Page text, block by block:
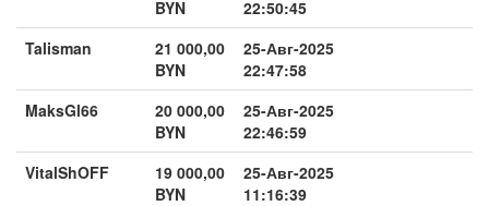
BYN
22:50:45
Talisman
21 000,00
BYN
25-Авг-2025
22:47:58
MaksGl66
20 000,00
BYN
25-Авг-2025
22:46:59
VitalShOFF
19 000,00
BYN
25-Авг-2025
11:16:39